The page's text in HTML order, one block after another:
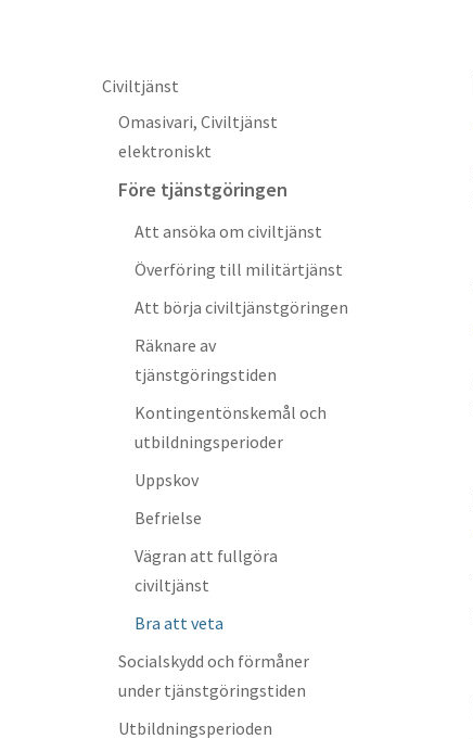
Civiltjänst
Omasivari, Civiltjänst
elektroniskt
Före tjänstgöringen
Att ansöka om civiltjänst
Överföring till militärtjänst
Att börja civiltjänstgöringen
Räknare av
tjänstgöringstiden
Kontingentönskemål och
utbildningsperioder
Uppskov
Befrielse
Vägran att fullgöra
civiltjänst
Bra att veta
Socialskydd och förmåner
under tjänstgöringstiden
Utbildningsperioden